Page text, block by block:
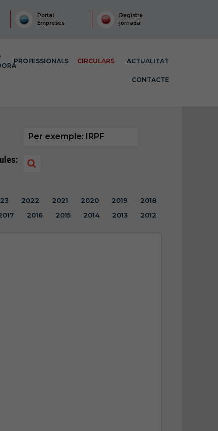
Portal
Empreses
Registre
jornada
PROFESSIONALS CIRCULARS ACTUALITAT
CONTACTE
2022 2021 2020 2019
2018
2016 2015 2014 2013 2012